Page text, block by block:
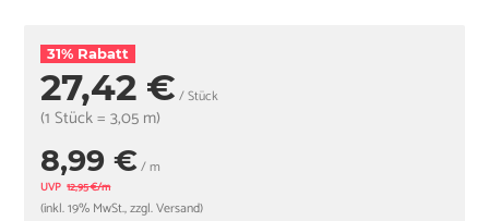
31% Rabatt
27,42 € / Stück
(1 Stück = 3,05 m)
8,99 €/ m
UVP 12,95 €/m
(inkl. 19% MwSt., zzgl. Versand)